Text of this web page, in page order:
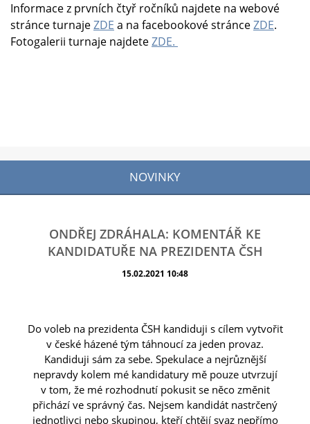
Informace z prvních čtyř ročníků najdete na webové
stránce turnajeZDE a na facebookové stránceZDE.
Fotogalerii turnaje najdeteZDE.
NOVINKY
ONDŘEJ ZDRÁHALA: KOMENTÁŘ KE
KANDIDATUŘE NA PREZIDENTA ČSH
15.02.2021 10:48
Do voleb na prezidenta ČSH kandiduji s cílem vytvořit
v české házené tým táhnoucí za jeden provaz.
Kandiduji sám za sebe. Spekulace a nejrůznější
nepravdy kolem mé kandidatury mě pouze utvrzují
v tom, že mé rozhodnutí pokusit se něco změnit
přichází ve správný čas. Nejsem kandidát nastrčený
jednotlivci nebo skupinou, kteří chtějí svaz nepřímo